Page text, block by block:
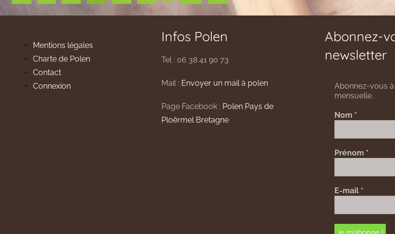
desprécédentes
suivants
Mentions légales
Charte de Polen
Contact
Connexion
Infos Polen
Tel : 06 38 41 90 73
Mail : Envoyer un mail à polen
Page Facebook : Polen Pays de
Ploërmel Bretagne
Abonnez-
newsletter
Abonnez-vous
mensuelle.
Nom *
Prénom *
E-mail *